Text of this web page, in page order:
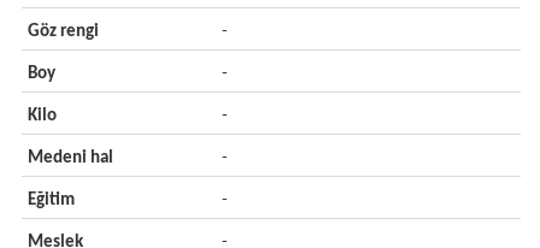
Göz rengi -
Boy -
Kilo -
Medeni hal -
Eğitim -
Meslek -